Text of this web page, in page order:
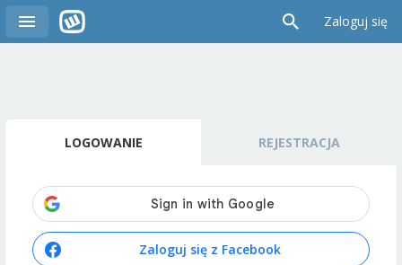
Zaloguj się
LOGOWANIE REJESTRACJA
Zaloguj się z Facebook